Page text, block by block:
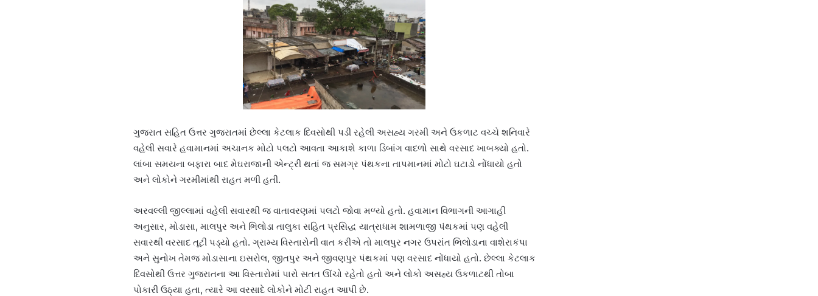
ગુજરાત સહિત ઉત્તર ગુજરાતમાં છેલ્લા કેટલાક દિવસોથી પડી રહેલી અસહ્ય ગરમી અને ઉકળાટ વચ્ચે શનિવારે
વહેલી સવારે હવામાનમાં અચાનક મોટો પલટો આવતા આકાશે કાળા ડિબાંગ વાદળો સાથે વરસાદ ખાબક્યો હતો.
લાંબા સમયના બફારા બાદ મેઘરાજાની એન્ટ્રી થતાં જ સમગ્ર પંથકના તાપમાનમાં મોટો ઘટાડો નોંધાયો હતો
અને લોકોને ગરમીમાંથી રાહત મળી હતી.
અરવલ્લી જીલ્લામાં વહેલી સવારથી જ વાતાવરણમાં પલટો જોવા મળ્યો હતો. હવામાન વિભાગની આગાહી
અનુસાર, મોડાસા, માલપુર અને ભિલોડા તાલુકા સહિત પ્રસિદ્ધ યાત્રાધામ શામળાજી પંથકમાં પણ વહેલી
સવારથી વરસાદ તૂટી પડ્યો હતો. ગ્રામ્ય વિસ્તારોની વાત કરીએ તો માલપુર નગર ઉપરાંત ભિલોડાના વાશેરાકંપા
અને સુનોખ તેમજ મોડાસાના ઇસરોલ, જીતપુર અને જીવણપુર પંથકમાં પણ વરસાદ નોંધાયો હતો. છેલ્લા કેટલાક
દિવસોથી ઉત્તર ગુજરાતના આ વિસ્તારોમાં પારો સતત ઊંચો રહેતો હતો અને લોકો અસહ્ય ઉકળાટથી તોબા
પોકારી ઉઠ્યા હતા, ત્યારે આ વરસાદે લોકોને મોટી રાહત આપી છે.